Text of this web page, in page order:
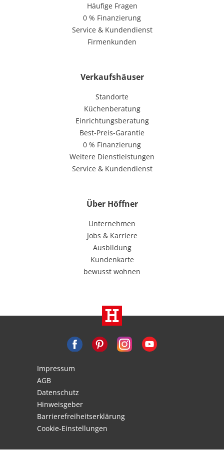
Häufige Fragen
0 % Finanzierung
Service & Kundendienst
Firmenkunden
Verkaufshäuser
Standorte
Küchenberatung
Einrichtungsberatung
Best-Preis-Garantie
0 % Finanzierung
Weitere Dienstleistungen
Service & Kundendienst
Über Höffner
Unternehmen
Jobs & Karriere
Ausbildung
Kundenkarte
bewusst wohnen
Impressum
AGB
Datenschutz
Hinweisgeber
Barrierefreiheitserklärung
Cookie-Einstellungen